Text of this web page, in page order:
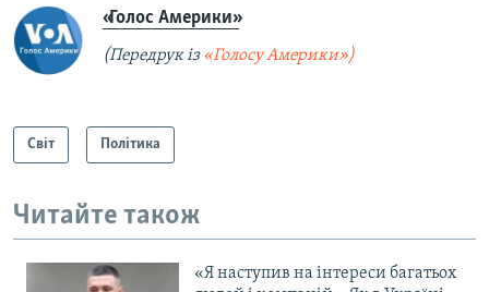
«Голос Америки»
(Передрук із «Голосу Америки»)
Світ Політика
Читайте також
«Я наступив на інтереси багатьох